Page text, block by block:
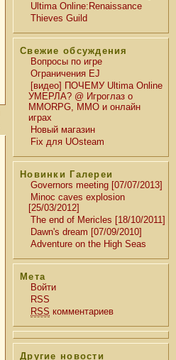
Ultima Online:Renaissance
Thieves Guild
Свежие обсуждения
Вопросы по игре
Ограничения EJ
[видео] ПОЧЕМУ Ultima Online
УМЕРЛА? @ Игроглаз о
MMORPG, MMO и онлайн
играх
Новый магазин
Fix для UOsteam
Новинки Галереи
Governors meeting [07/07/2013]
Minoc caves explosion
[25/03/2012]
The end of Mericles [18/10/2011]
Dawn's dream [07/09/2010]
Adventure on the High Seas
Мета
Войти
RSS
RSS комментариев
Другие новости